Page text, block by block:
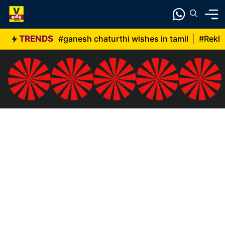
Skip
content
TRENDS #ganesh chaturthi wishes in tamil